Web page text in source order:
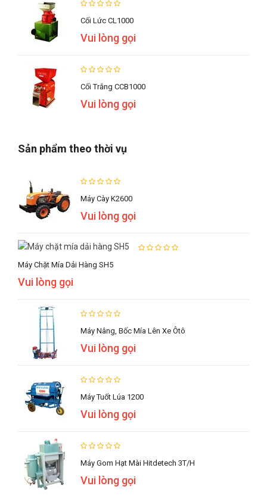
Cối Lức CL1000
Vui lòng gọi
Cối Trắng CCB1000
Vui lòng gọi
Sản phẩm theo thời vụ
Máy Cày K2600
Vui lòng gọi
Máy Chặt Mía Dải Hàng SH5
Vui lòng gọi
Máy Nâng, Bốc Mía Lên Xe Ôtô
Vui lòng gọi
Máy Tuốt Lúa 1200
Vui lòng gọi
Máy Gom Hạt Mài Hitdetech 3T/h
Vui lòng gọi